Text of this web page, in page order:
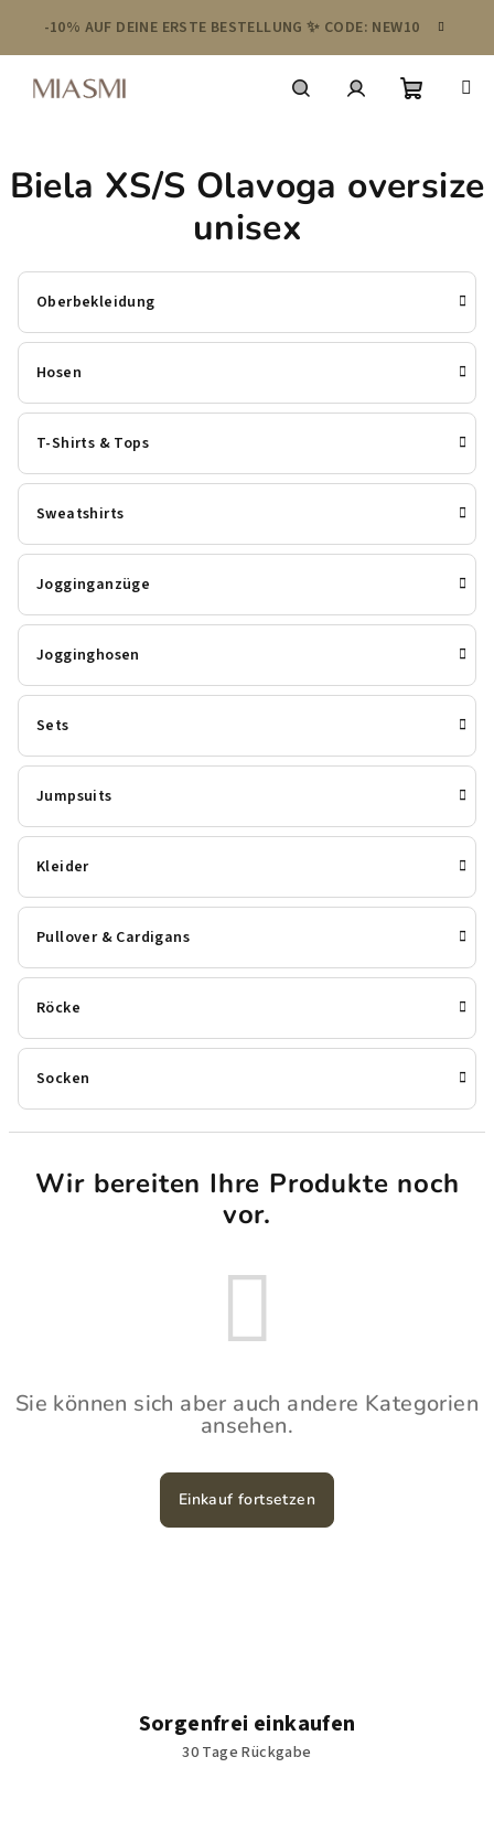
springen
-10% AUF DEINE ERSTE BESTELLUNG ✨ CODE: NEW10
Biela XS/S Olavoga oversize
unisex
Oberbekleidung
Hosen
T-Shirts & Tops
Sweatshirts
Jogginganzüge
Jogginghosen
Sets
Jumpsuits
Kleider
Pullover & Cardigans
Röcke
Socken
Wir bereiten Ihre Produkte noch
vor.
Sie können sich aber auch andere Kategorien
ansehen.
Einkauf fortsetzen
Sorgenfrei einkaufen
30 Tage Rückgabe